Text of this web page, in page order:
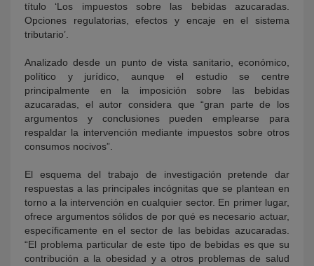
título ‘Los impuestos sobre las bebidas azucaradas.
Opciones regulatorias, efectos y encaje en el sistema
tributario’.
Analizado desde un punto de vista sanitario, económico,
político y jurídico, aunque el estudio se centre
principalmente en la imposición sobre las bebidas
azucaradas, el autor considera que “gran parte de los
argumentos y conclusiones pueden emplearse para
respaldar la intervención mediante impuestos sobre otros
consumos nocivos”.
El esquema del trabajo de investigación pretende dar
respuestas a las principales incógnitas que se plantean en
torno a la intervención en cualquier sector. En primer lugar,
ofrece argumentos sólidos de por qué es necesario actuar,
específicamente en el sector de las bebidas azucaradas.
“El problema particular de este tipo de bebidas es que su
contribución a la obesidad y a otros problemas de salud